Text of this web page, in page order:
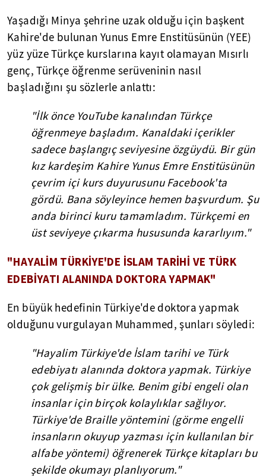
Yaşadığı Minya şehrine uzak olduğu için başkent
Kahire'de bulunan Yunus Emre Enstitüsünün (YEE)
yüz yüze Türkçe kurslarına kayıt olamayan Mısırlı
genç, Türkçe öğrenme serüveninin nasıl
başladığını şu sözlerle anlattı:
"İlk önce YouTube kanalından Türkçe
öğrenmeye başladım. Kanaldaki içerikler
sadece başlangıç seviyesine özgüydü. Bir gün
kız kardeşim Kahire Yunus Emre Enstitüsünün
çevrim içi kurs duyurusunu Facebook'ta
gördü. Bana söyleyince hemen başvurdum. Şu
anda birinci kuru tamamladım. Türkçemi en
üst seviyeye çıkarma hususunda kararlıyım."
"HAYALİM TÜRKİYE'DE İSLAM TARİHİ VE TÜRK
EDEBİYATI ALANINDA DOKTORA YAPMAK"
En büyük hedefinin Türkiye'de doktora yapmak
olduğunu vurgulayan Muhammed, şunları söyledi:
"Hayalim Türkiye'de İslam tarihi ve Türk
edebiyatı alanında doktora yapmak. Türkiye
çok gelişmiş bir ülke. Benim gibi engeli olan
insanlar için birçok kolaylıklar sağlıyor.
Türkiye'de Braille yöntemini (görme engelli
insanların okuyup yazması için kullanılan bir
alfabe yöntemi) öğrenerek Türkçe kitapları bu
şekilde okumayı planlıyorum."